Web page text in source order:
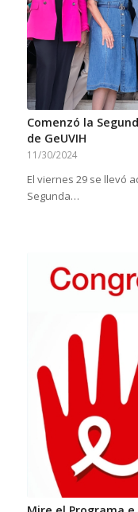
Comenzó la
de GeUVIH
11/30/2024
El viernes 29 se llevó
Segunda…